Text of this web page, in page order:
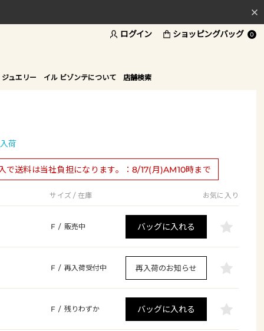
ログイン ショッピングバッグ 0
ュエリー イル ビゾンテについて 店舗検索
荷
で送料は当社負担になります。：8/17(月)AM10時まで
サイズ / 在庫 お気に入り
F / 販売中 バッグに入れる
F / 再入荷受付中 再入荷のお知らせ
F / 残りわずか バッグに入れる